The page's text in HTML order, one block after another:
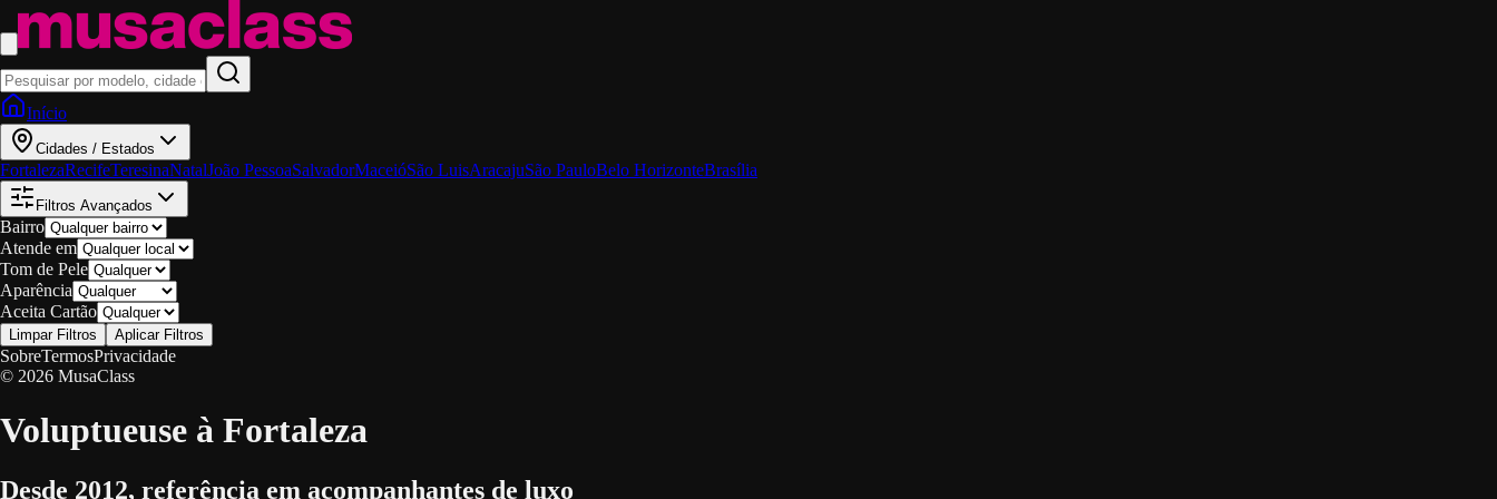
Início
Cidades / Estados
FortalezaRecifeTeresinaNatalJoão PessoaSalvadorMaceióSão LuisAracajuSão PauloBelo HorizonteBrasília
Filtros Avançados
Bairro
Atende em
Tom de Pele
Aparência
Aceita Cartão
Limpar Filtros Aplicar Filtros
SobreTermosPrivacidade
© 2026 MusaClass
Voluptueuse à Fortaleza
Desde 2012, referência em acompanhantes de luxo